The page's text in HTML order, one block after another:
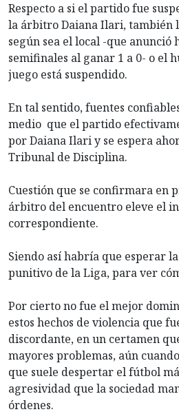
Respecto a si el partido fue
la árbitro Daiana Ilari, también
según sea el local -que anunció
semifinales al ganar 1 a 0- o el
juego está suspendido.
En tal sentido, fuentes
medio que el partido
por Daiana Ilari y se espera
Tribunal de Disciplina.
Cuestión que se confirmara en
árbitro del encuentro eleve el
correspondiente.
Siendo así habría que esperar
punitivo de la Liga, para ver
Por cierto no fue el mejor
estos hechos de violencia que
discordante, en un certamen
mayores problemas, aún
que suele despertar el fútbol
agresividad que la sociedad
órdenes.